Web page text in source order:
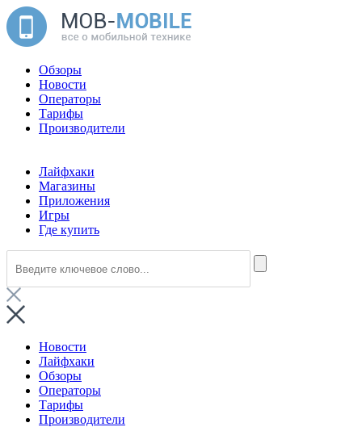
Обзоры
Новости
Операторы
Тарифы
Производители
Лайфхаки
Магазины
Приложения
Игры
Где купить
Новости
Лайфхаки
Обзоры
Операторы
Тарифы
Производители